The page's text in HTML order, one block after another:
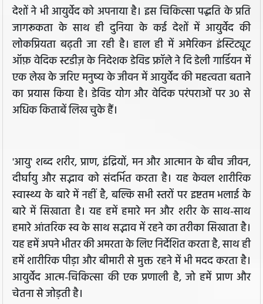
देशों ने भी आयुर्वेद को अपनाया है। इस चिकित्सा पद्धति के प्रति
जागरूकता के साथ ही दुनिया के कई देशों में आयुर्वेद की
लोकप्रियता बढ़ती जा रही है। हाल ही में अमेरिकन इंस्टिट्यूट
ऑफ़ वेदिक स्टडीज़ के निदेशक डेविड फ्रॉले ने दि डेली गार्डियन में
एक लेख के जरिए मनुष्य के जीवन में आयुर्वेद की महत्वता बताने
का प्रयास किया है। डेविड योग और वेदिक परंपराओं पर 30 से
अधिक किताबें लिख चुके हैं।
'आयु' शब्द शरीर, प्राण, इंद्रियों, मन और आत्मान के बीच जीवन,
दीर्घायु और सद्भाव को संदर्भित करता है। यह केवल शारीरिक
स्वास्थ्य के बारे में नहीं है, बल्कि सभी स्तरों पर इष्टतम भलाई के
बारे में सिखाता है। यह हमें हमारे मन और शरीर के साथ-साथ
हमारे आंतरिक स्व के साथ सद्भाव में रहने का तरीका सिखाता है।
यह हमें अपने भीतर की अमरता के लिए निर्देशित करता है, साथ ही
हमें शारीरिक पीड़ा और बीमारी से मुक्त रहने में भी मदद करता है।
आयुर्वेद आत्म-चिकित्सा की एक प्रणाली है, जो हमें प्राण और
चेतना से जोड़ती है।